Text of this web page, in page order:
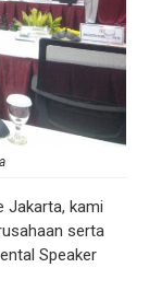
Jakarta, kami
serta
Speaker